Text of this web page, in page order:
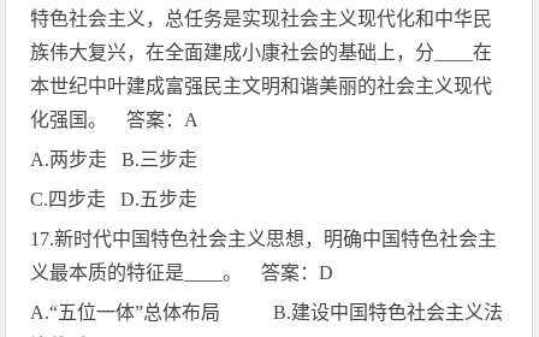
特色社会主义，总任务是实现社会主义现代化和中华民
族伟大复兴，在全面建成小康社会的基础上，分 ____在
本世纪中叶建成富强民主文明和谐美丽的社会主义现代
化强国。 答案： A
A.两步走 B.三步走
C.四步走 D.五步走
17.新时代中国特色社会主义思想，明确中国特色社会主
义最本质的特征是 ____。 答案：D
A.“五位一体”总体布局 B.建设中国特色社会主义法